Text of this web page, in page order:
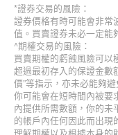
*證券交易的風險：
證券價格有時可能會非常
值。買賣證券未必一定能
^期權交易的風險：
買賣期權的虧蝕風險可以
超過最初存入的保證金數
價”等指示，亦未必能夠
你可能會在短時間內被要
內提供所需數額，你的未
的帳戶內任何因此而出現